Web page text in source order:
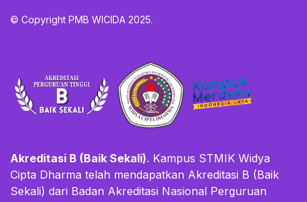
© Copyright PMB WICIDA 2025.
Akreditasi B (Baik Sekali). Kampus STMIK Widya
Cipta Dharma telah mendapatkan Akreditasi B (Baik
Sekali) dari Badan Akreditasi Nasional Perguruan